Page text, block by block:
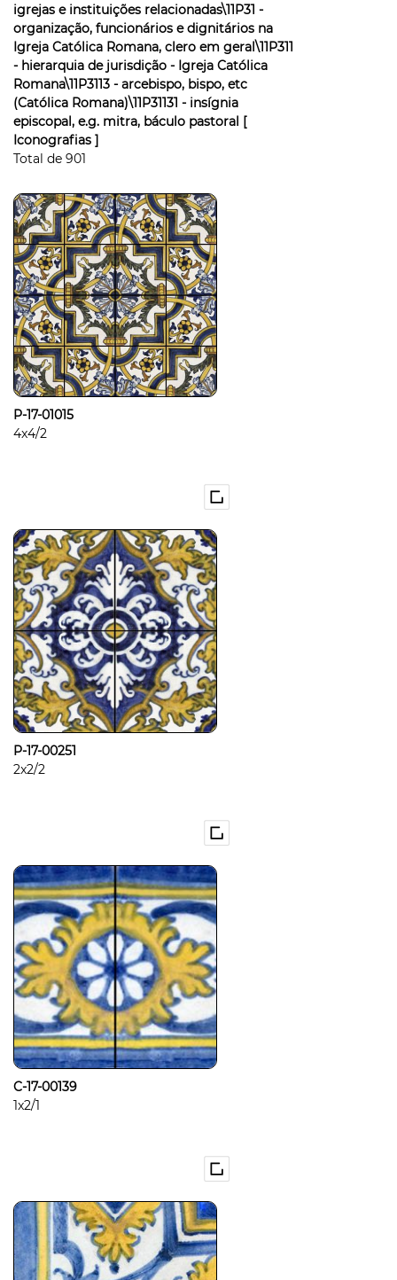
igrejas e instituições relacionadas\11P31 -
organização, funcionários e dignitários na
Igreja Católica Romana, clero em geral\11P311
- hierarquia de jurisdição - Igreja Católica
Romana\11P3113 - arcebispo, bispo, etc
(Católica Romana)\11P31131 - insígnia
episcopal, e.g. mitra, báculo pastoral [
Iconografias ]
Total de 901
P-17-01015
4x4/2
P-17-00251
2x2/2
C-17-00139
1x2/1